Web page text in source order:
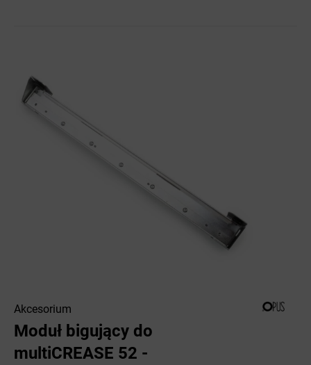
Akcesorium
Moduł bigujący do
multiCREASE 52 -